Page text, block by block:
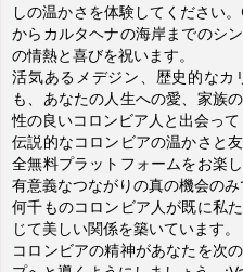
しの温かさを体験してください
からカルタヘナの海岸までのシ
の情熱と喜びを祝います。
活気あるメデジン、歴史的なカ
も、あなたの人生への愛、家族
性の良いコロンビア人と出会って
伝説的なコロンビアの温かさと
全無料プラットフォームをお楽
有意義なつながりの真の機会のみ
何千ものコロンビア人が既に私
じて美しい関係を築いています。
コロンビアの精神があなたを次